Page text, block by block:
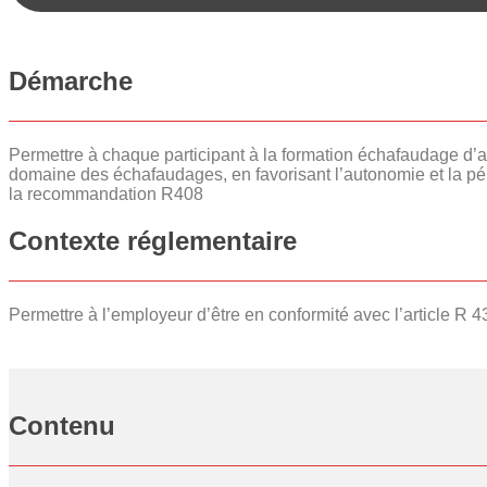
Démarche
Permettre à chaque participant à la formation échafaudage
domaine des échafaudages, en favorisant l’autonomie et la
la recommandation R408
Contexte réglementaire
Permettre à l’employeur d’être en conformité avec l’article
Contenu